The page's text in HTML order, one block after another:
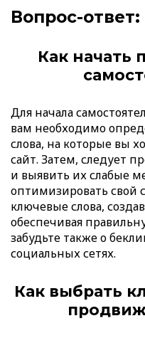
Вопрос-ответ:
Как начать
Для начала
вам необходимо
слова, на которые вы
сайт. Затем, следует
и выявить их слабые
оптимизировать свой
ключевые слова,
обеспечивая
забудьте также о
социальных сетях.
Как выбрать